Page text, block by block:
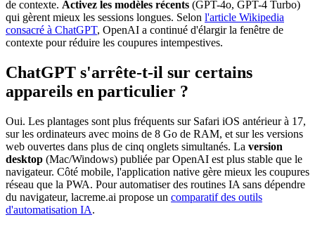
de contexte. Activez les modèles récents (GPT-4o, GPT-4 Turbo)
qui gèrent mieux les sessions longues. Selon l'article Wikipedia
consacré à ChatGPT, OpenAI a continué d'élargir la fenêtre de
contexte pour réduire les coupures intempestives.
ChatGPT s'arrête-t-il sur certains
appareils en particulier ?
Oui. Les plantages sont plus fréquents sur Safari iOS antérieur à 17,
sur les ordinateurs avec moins de 8 Go de RAM, et sur les versions
web ouvertes dans plus de cinq onglets simultanés. La version
desktop (Mac/Windows) publiée par OpenAI est plus stable que le
navigateur. Côté mobile, l'application native gère mieux les coupures
réseau que la PWA. Pour automatiser des routines IA sans dépendre
du navigateur, lacreme.ai propose un comparatif des outils
d'automatisation IA.